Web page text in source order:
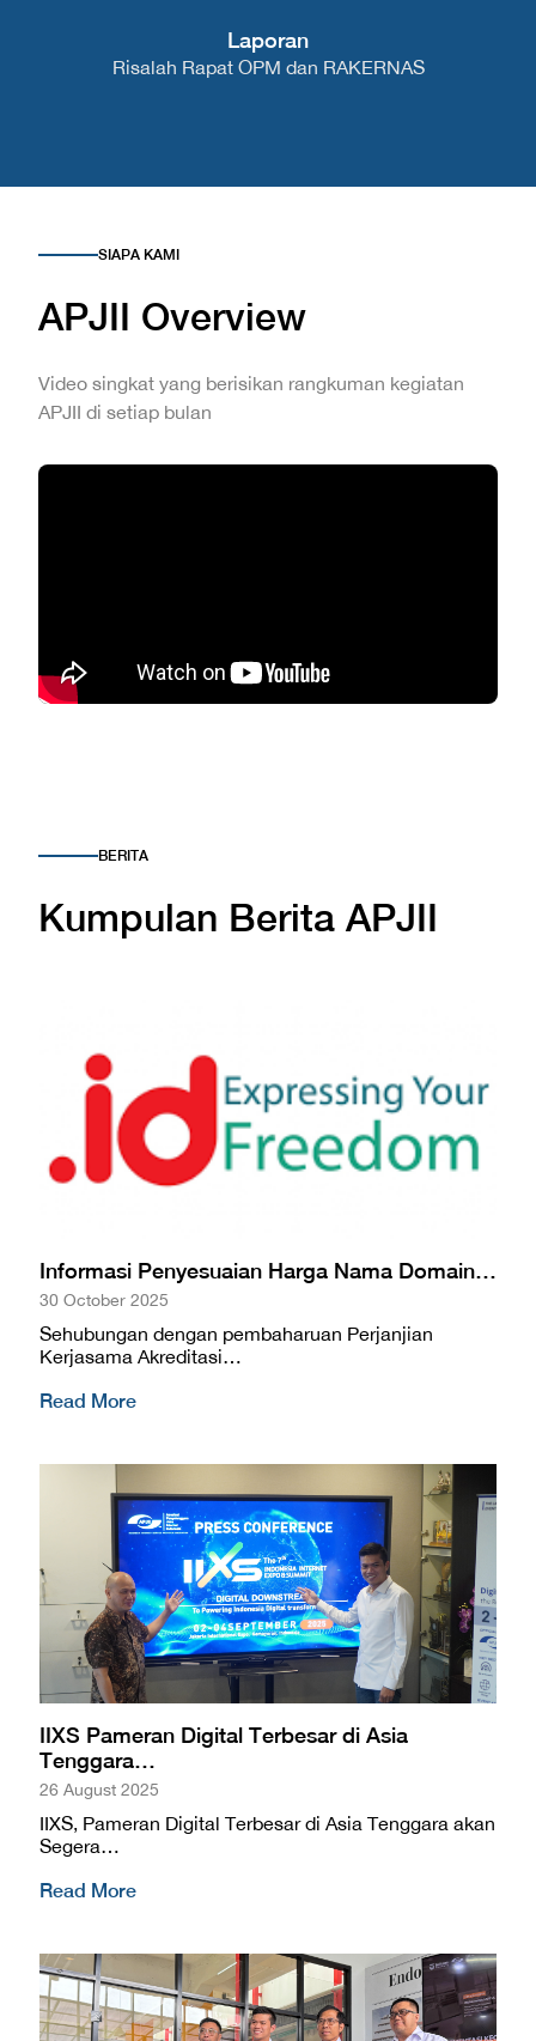
Laporan
Risalah Rapat OPM dan RAKERNAS
SIAPA KAMI
APJII Overview
Video singkat yang berisikan rangkuman kegiatan
APJII di setiap bulan
BERITA
Kumpulan Berita APJII
Informasi Penyesuaian Harga Nama Domain…
30 October 2025
Sehubungan dengan pembaharuan Perjanjian
Kerjasama Akreditasi…
Read More
IIXS Pameran Digital Terbesar di Asia
Tenggara…
26 August 2025
IIXS, Pameran Digital Terbesar di Asia Tenggara akan
Segera…
Read More